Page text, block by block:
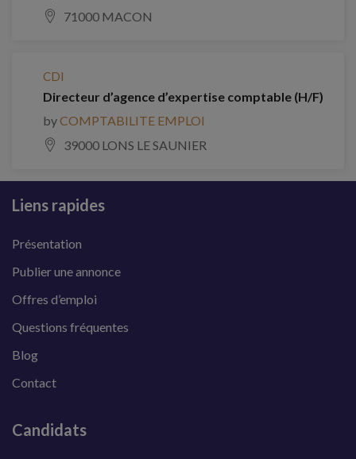
71000 MACON
CDI
Directeur d’agence d’expertise comptable (H/F)
byCOMPTABILITE EMPLOI
39000 LONS LE SAUNIER
Liens rapides
Présentation
Publier une annonce
Offres d’emploi
Questions fréquentes
Blog
Contact
Candidats